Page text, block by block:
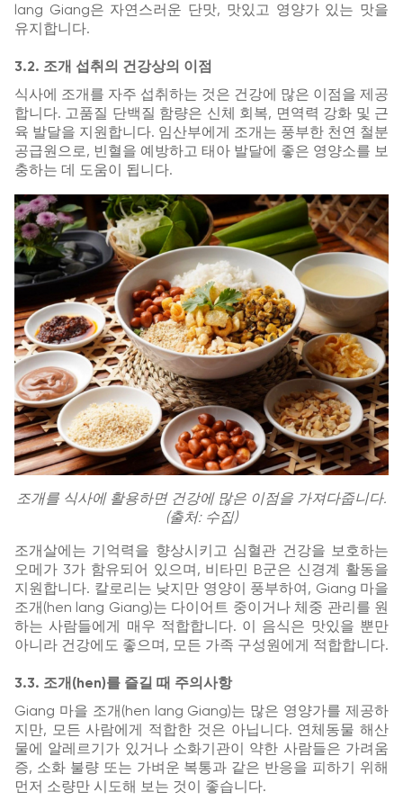
lang Giang은 자연스러운 단맛, 맛있고 영양가 있는 맛을
유지합니다.
3.2. 조개 섭취의 건강상의 이점
식사에 조개를 자주 섭취하는 것은 건강에 많은 이점을 제공
합니다. 고품질 단백질 함량은 신체 회복, 면역력 강화 및 근
육 발달을 지원합니다. 임산부에게 조개는 풍부한 천연 철분
공급원으로, 빈혈을 예방하고 태아 발달에 좋은 영양소를 보
충하는 데 도움이 됩니다.
조개를 식사에 활용하면 건강에 많은 이점을 가져다줍니다.
(출처: 수집)
조개살에는 기억력을 향상시키고 심혈관 건강을 보호하는
오메가 3가 함유되어 있으며, 비타민 B군은 신경계 활동을
지원합니다. 칼로리는 낮지만 영양이 풍부하여, Giang 마을
조개(hen lang Giang)는 다이어트 중이거나 체중 관리를 원
하는 사람들에게 매우 적합합니다. 이 음식은 맛있을 뿐만
아니라 건강에도 좋으며, 모든 가족 구성원에게 적합합니다.
3.3. 조개(hen)를 즐길 때 주의사항
Giang 마을 조개(hen lang Giang)는 많은 영양가를 제공하
지만, 모든 사람에게 적합한 것은 아닙니다. 연체동물 해산
물에 알레르기가 있거나 소화기관이 약한 사람들은 가려움
증, 소화 불량 또는 가벼운 복통과 같은 반응을 피하기 위해
먼저 소량만 시도해 보는 것이 좋습니다.